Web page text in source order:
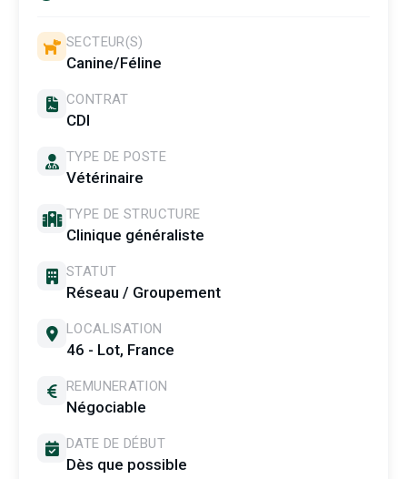
SECTEUR(S)
Canine/Féline
CONTRAT
CDI
TYPE DE POSTE
Vétérinaire
TYPE DE STRUCTURE
Clinique généraliste
STATUT
Réseau / Groupement
LOCALISATION
46 - Lot, France
REMUNERATION
Négociable
DATE DE DÉBUT
Dès que possible